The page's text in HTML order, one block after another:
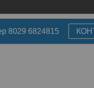
8029 6824815